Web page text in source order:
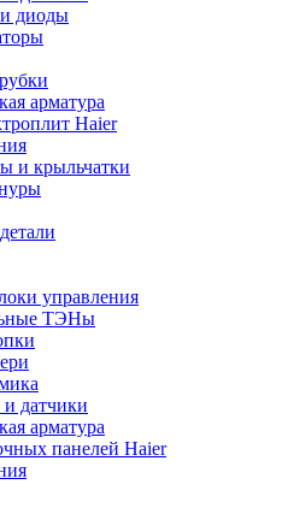
диоды
арматура
Haier
и крыльчатки
управления
ТЭНы
датчики
арматура
панелей Haier